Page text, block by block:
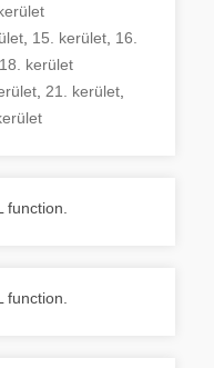
, 15. kerület, 16.
18. kerület
, 21. kerület,
function.
function.